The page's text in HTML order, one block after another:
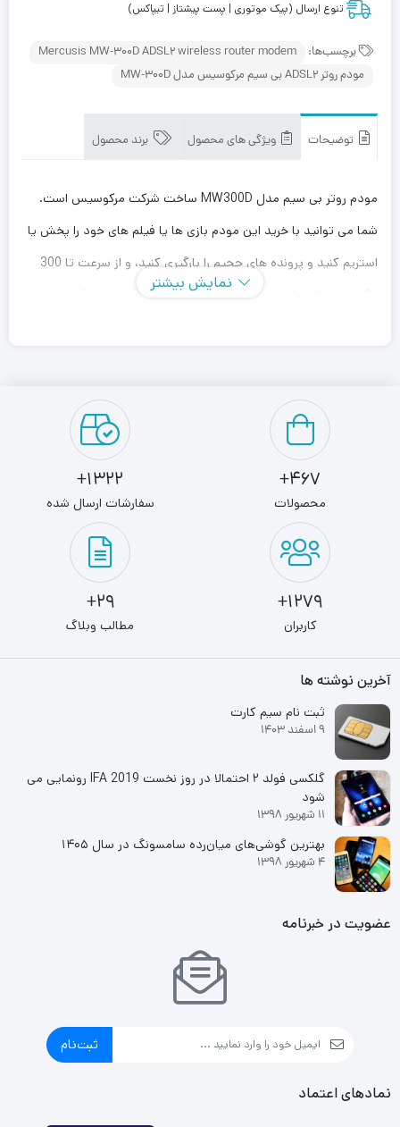
تنوع ارسال (پیک موتوری | پست پیشتاز | تیپاکس)
برچسب‌ها:
Mercusis MW-300D ADSL2 wireless router modem
مودم روتر ADSL2 بی‌ سیم مرکوسیس مدل MW-300D
توضیحات ویژگی های محصول برند محصول
مودم روتر بی سیم مدل MW300D ساخت شرکت مرکوسیس است.
شما می توانید با خرید این مودم بازی ها یا فیلم های خود را پخش یا
استریم کنید و پرونده های حجیم را بارگیری کنید، و از سرعت تا 300
نمایش بیشتر
467+
محصولات
1322+
سفارشات ارسال شده
1279+
کاربران
29+
مطالب وبلاگ
آخرین نوشته ها
ثبت نام سیم کارت
9 اسفند 1403
گلکسی فولد ۲ احتمالا در روز نخست IFA 2019 رونمایی می
شود
11 شهریور 1398
بهترین گوشی‌های میان‌رده سامسونگ در سال ۱۴۰۵
4 شهریور 1398
عضویت در خبرنامه
ثبت‌نام
نمادهای اعتماد